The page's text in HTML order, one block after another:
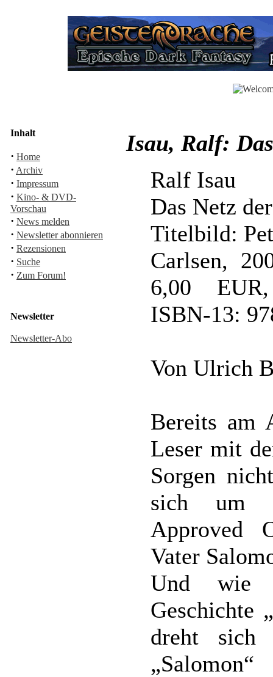
Inhalt
· Home
· Archiv
· Impressum
· Kino- & DVD-
Vorschau
· News melden
· Newsletter abonnieren
· Rezensionen
· Suche
· Zum Forum!
Newsletter
Newsletter-Abo
Isau, Ralf:
Ralf Isau
Das Netz
Titelbild:
Carlsen,
6,00
ISBN-13:
Von Ulrich
Bereits am
Leser mit
Sorgen
sich um
Approved
Vater
Und wie
Geschichte
dreht